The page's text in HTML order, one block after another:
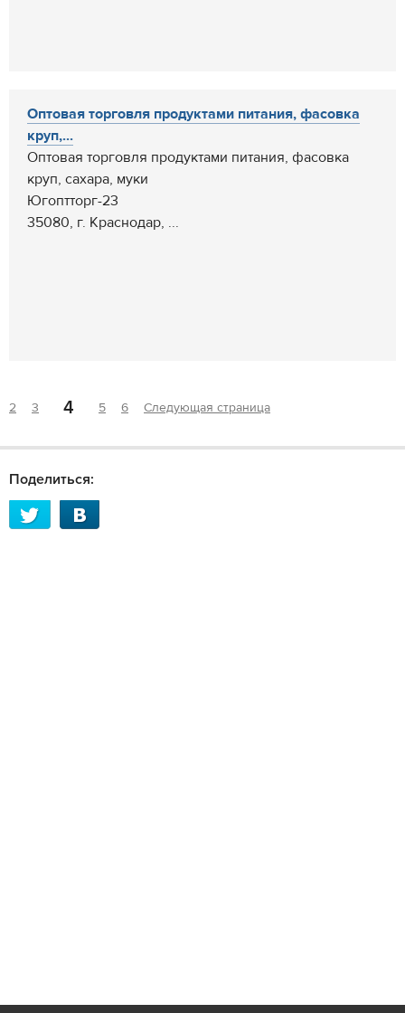
Оптовая торговля продуктами питания, фасовка
круп,...
Оптовая торговля продуктами питания, фасовка
круп, сахара, муки
Югоптторг-23
35080, г. Краснодар, ...
2 3 4 5 6 Следующая страница
Поделиться: